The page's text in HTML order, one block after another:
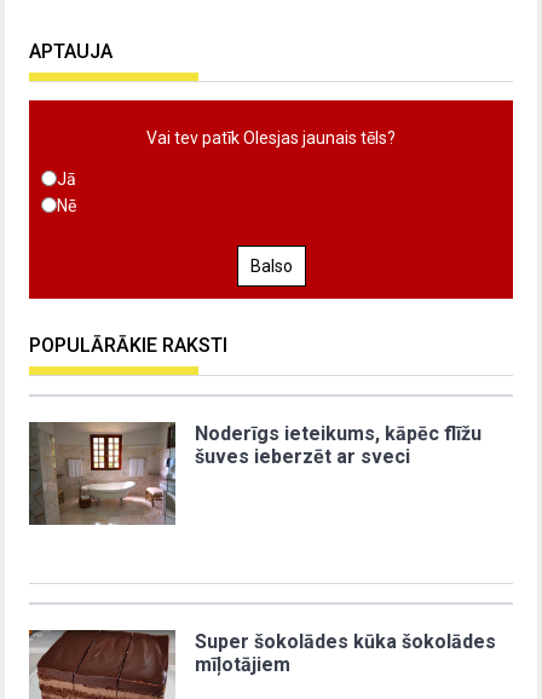
APTAUJA
Vai tev patīk Olesjas jaunais tēls?
Jā
Nē
Balso
POPULĀRĀKIE RAKSTI
Noderīgs ieteikums, kāpēc flīžu
šuves ieberzēt ar sveci
Super šokolādes kūka šokolādes
mīļotājiem